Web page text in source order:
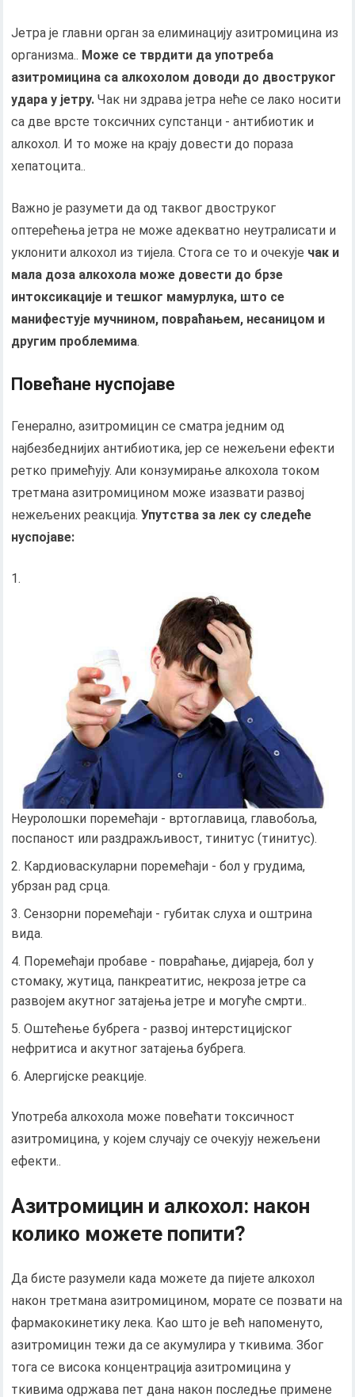
Јетра је главни орган за елиминацију азитромицина из
организма.. Може се тврдити да употреба
азитромицина са алкохолом доводи до двоструког
удара у јетру. Чак ни здрава јетра неће се лако носити
са две врсте токсичних супстанци - антибиотик и
алкохол. И то може на крају довести до пораза
хепатоцита..
Важно је разумети да од таквог двоструког
оптерећења јетра не може адекватно неутралисати и
уклонити алкохол из тијела. Стога се то и очекује чак и
мала доза алкохола може довести до брзе
интоксикације и тешког мамурлука, што се
манифестује мучнином, повраћањем, несаницом и
другим проблемима.
Повећане нуспојаве
Генерално, азитромицин се сматра једним од
најбезбеднијих антибиотика, јер се нежељени ефекти
ретко примећују. Али конзумирање алкохола током
третмана азитромицином може изазвати развој
нежељених реакција.Упутства за лек су следеће
нуспојаве:
Неуролошки поремећаји - вртоглавица, главобоља,
поспаност или раздражљивост, тинитус (тинитус).
Кардиоваскуларни поремећаји - бол у грудима,
убрзан рад срца.
Сензорни поремећаји - губитак слуха и оштрина
вида.
Поремећаји пробаве - повраћање, дијареја, бол у
стомаку, жутица, панкреатитис, некроза јетре са
развојем акутног затајења јетре и могуће смрти..
Оштећење бубрега - развој интерстицијског
нефритиса и акутног затајења бубрега.
Алергијске реакције.
Употреба алкохола може повећати токсичност
азитромицина, у којем случају се очекују нежељени
ефекти..
Азитромицин и алкохол: након
колико можете попити?
Да бисте разумели када можете да пијете алкохол
након третмана азитромицином, морате се позвати на
фармакокинетику лека. Као што је већ напоменуто,
азитромицин тежи да се акумулира у ткивима. Због
тога се висока концентрација азитромицина у
ткивима одржава пет дана након последње примене